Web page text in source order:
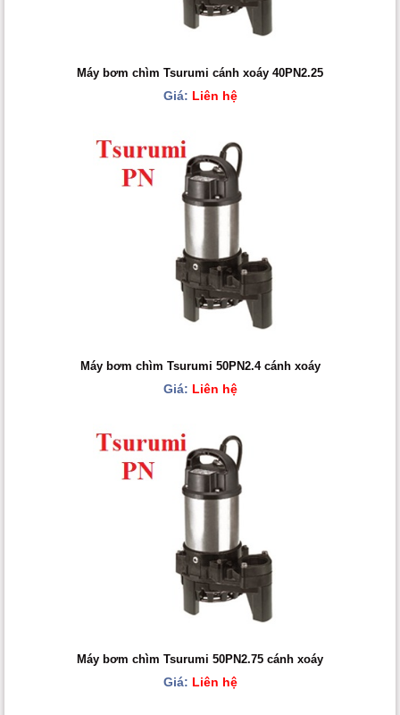
Máy bơm chìm Tsurumi cánh xoáy 40PN2.25
Giá: Liên hệ
Máy bơm chìm Tsurumi 50PN2.4 cánh xoáy
Giá: Liên hệ
Máy bơm chìm Tsurumi 50PN2.75 cánh xoáy
Giá: Liên hệ